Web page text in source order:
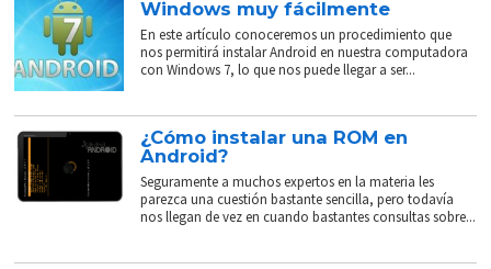
Windows muy fácilmente
En este artículo conoceremos un procedimiento que
nos permitirá instalar Android en nuestra computadora
con Windows 7, lo que nos puede llegar a ser...
¿Cómo instalar una ROM en
Android?
Seguramente a muchos expertos en la materia les
parezca una cuestión bastante sencilla, pero todavía
nos llegan de vez en cuando bastantes consultas sobre...